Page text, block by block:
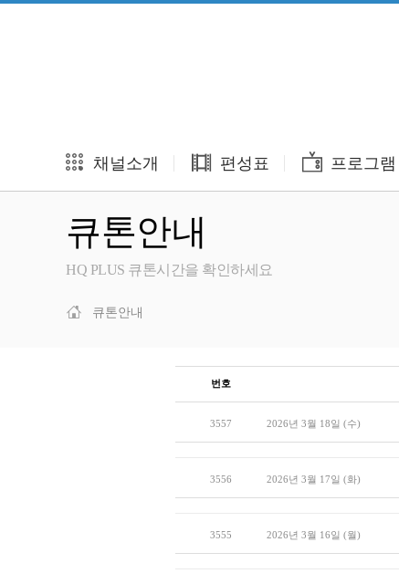
채널소개 편성표 프로그램
큐톤안내
HQ PLUS 큐톤시간을 확인하세요
큐톤안내
번호
3557 2026년 3월 18일 (수)
3556 2026년 3월 17일 (화)
3555 2026년 3월 16일 (월)